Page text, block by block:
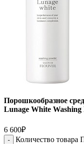
Порошкообразное
Lunage White Washing
6 600₽
Количество товара